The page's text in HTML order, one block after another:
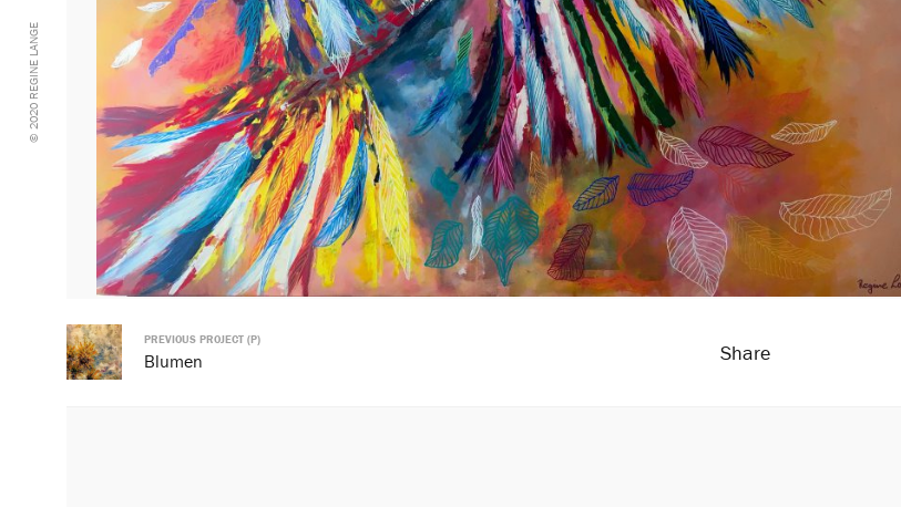
© 2020 REGINE LANGE
PREVIOUS PROJECT (P)
Blumen Share